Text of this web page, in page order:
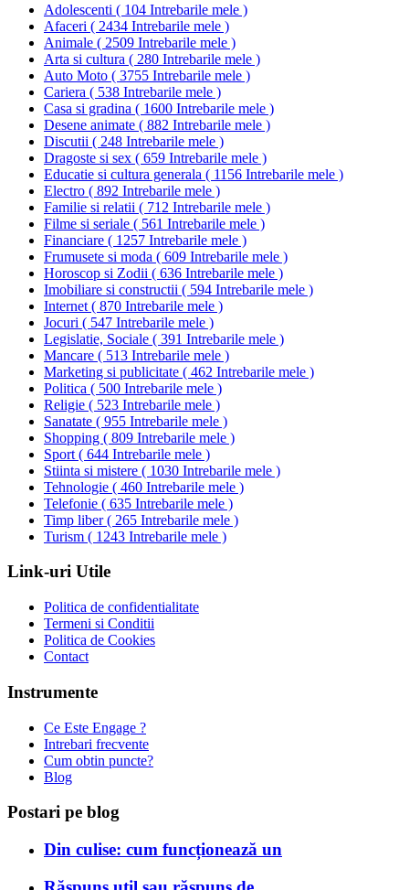
Adolescenti ( 104 Intrebarile mele )
Afaceri ( 2434 Intrebarile mele )
Animale ( 2509 Intrebarile mele )
Arta si cultura ( 280 Intrebarile mele )
Auto Moto ( 3755 Intrebarile mele )
Cariera ( 538 Intrebarile mele )
Casa si gradina ( 1600 Intrebarile mele )
Desene animate ( 882 Intrebarile mele )
Discutii ( 248 Intrebarile mele )
Dragoste si sex ( 659 Intrebarile mele )
Educatie si cultura generala ( 1156 Intrebarile mele )
Electro ( 892 Intrebarile mele )
Familie si relatii ( 712 Intrebarile mele )
Filme si seriale ( 561 Intrebarile mele )
Financiare ( 1257 Intrebarile mele )
Frumusete si moda ( 609 Intrebarile mele )
Horoscop si Zodii ( 636 Intrebarile mele )
Imobiliare si constructii ( 594 Intrebarile mele )
Internet ( 870 Intrebarile mele )
Jocuri ( 547 Intrebarile mele )
Legislatie, Sociale ( 391 Intrebarile mele )
Mancare ( 513 Intrebarile mele )
Marketing si publicitate ( 462 Intrebarile mele )
Politica ( 500 Intrebarile mele )
Religie ( 523 Intrebarile mele )
Sanatate ( 955 Intrebarile mele )
Shopping ( 809 Intrebarile mele )
Sport ( 644 Intrebarile mele )
Stiinta si mistere ( 1030 Intrebarile mele )
Tehnologie ( 460 Intrebarile mele )
Telefonie ( 635 Intrebarile mele )
Timp liber( 265 Intrebarile mele )
Turism ( 1243 Intrebarile mele )
Link-uri Utile
Politica de confidentialitate
Termeni si Conditii
Politica de Cookies
Contact
Instrumente
Ce Este Engage ?
Intrebari frecvente
Cum obtin puncte?
Blog
Postari pe blog
Din culise: cum funcționează un